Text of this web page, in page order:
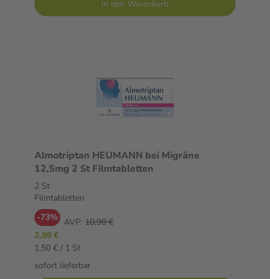
In den Warenkorb
Almotriptan HEUMANN bei Migräne
12,5mg 2 St Filmtabletten
2 St
Filmtabletten
-73% AVP: 10,98 €
2,99 €
1,50 € / 1 St
sofort lieferbar